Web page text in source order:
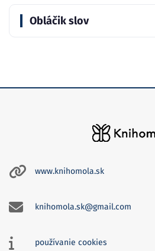
Obláčik slov
www.knihomola.sk
knihomola.sk@gmail.com
používanie cookies